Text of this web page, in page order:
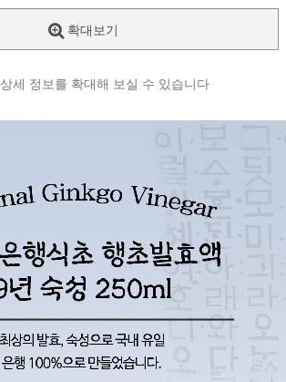
확대보기
상세 정보를 확대해 보실 수 있습니다